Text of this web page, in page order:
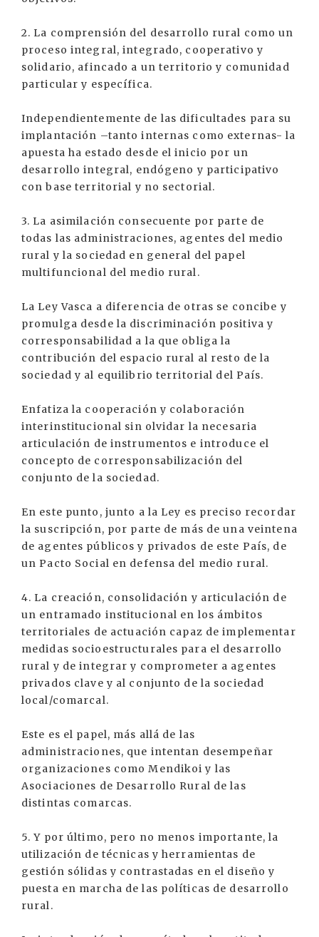
2. La comprensión del desarrollo rural como un
proceso integral, integrado, cooperativo y
solidario, afincado a un territorio y comunidad
particular y específica.
Independientemente de las dificultades para su
implantación –tanto internas como externas- la
apuesta ha estado desde el inicio por un
desarrollo integral, endógeno y participativo
con base territorial y no sectorial.
3. La asimilación consecuente por parte de
todas las administraciones, agentes del medio
rural y la sociedad en general del papel
multifuncional del medio rural.
La Ley Vasca a diferencia de otras se concibe y
promulga desde la discriminación positiva y
corresponsabilidad a la que obliga la
contribución del espacio rural al resto de la
sociedad y al equilibrio territorial del País.
Enfatiza la cooperación y colaboración
interinstitucional sin olvidar la necesaria
articulación de instrumentos e introduce el
concepto de corresponsabilización del
conjunto de la sociedad.
En este punto, junto a la Ley es preciso recordar
la suscripción, por parte de más de una veintena
de agentes públicos y privados de este País, de
un Pacto Social en defensa del medio rural.
4. La creación, consolidación y articulación de
un entramado institucional en los ámbitos
territoriales de actuación capaz de implementar
medidas socioestructurales para el desarrollo
rural y de integrar y comprometer a agentes
privados clave y al conjunto de la sociedad
local/comarcal.
Este es el papel, más allá de las
administraciones, que intentan desempeñar
organizaciones como Mendikoi y las
Asociaciones de Desarrollo Rural de las
distintas comarcas.
5. Y por último, pero no menos importante, la
utilización de técnicas y herramientas de
gestión sólidas y contrastadas en el diseño y
puesta en marcha de las políticas de desarrollo
rural.